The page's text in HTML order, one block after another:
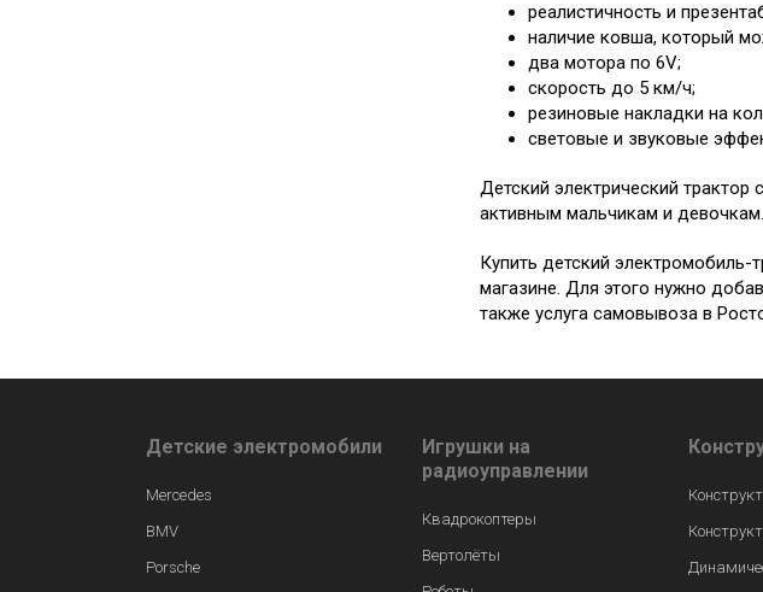
реалистичность и
наличие ковша, который
два мотора по 6V;
скорость до 5 км/ч;
резиновые накладки на
световые и звуковые
Детский электрический
активным мальчикам и девочкам.
Купить детский электромобиль-
магазине. Для этого нужно
также услуга самовывоза в
Детские электромобили
Mercedes
BMV
Porsche
Игрушки на
радиоуправлении
Квадрокоптеры
Вертолёты